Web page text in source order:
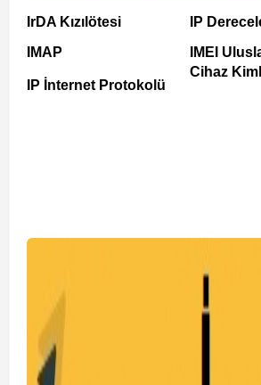
IrDA Kızılötesi
IMAP
IP İnternet Protokolü
IP
IMEI
Cihaz